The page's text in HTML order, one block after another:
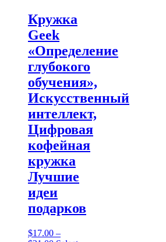
page
Кружка
Geek
«Определение
глубокого
обучения»,
Искусственный
интеллект,
Цифровая
кофейная
кружка
Лучшие
идеи
подарков
$17.00 –